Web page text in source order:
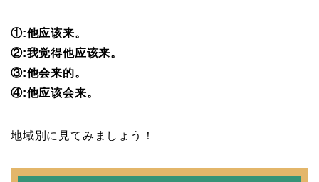
①:他应该来。
②:我觉得他应该来。
③:他会来的。
④:他应该会来。
地域別に見てみましょう！